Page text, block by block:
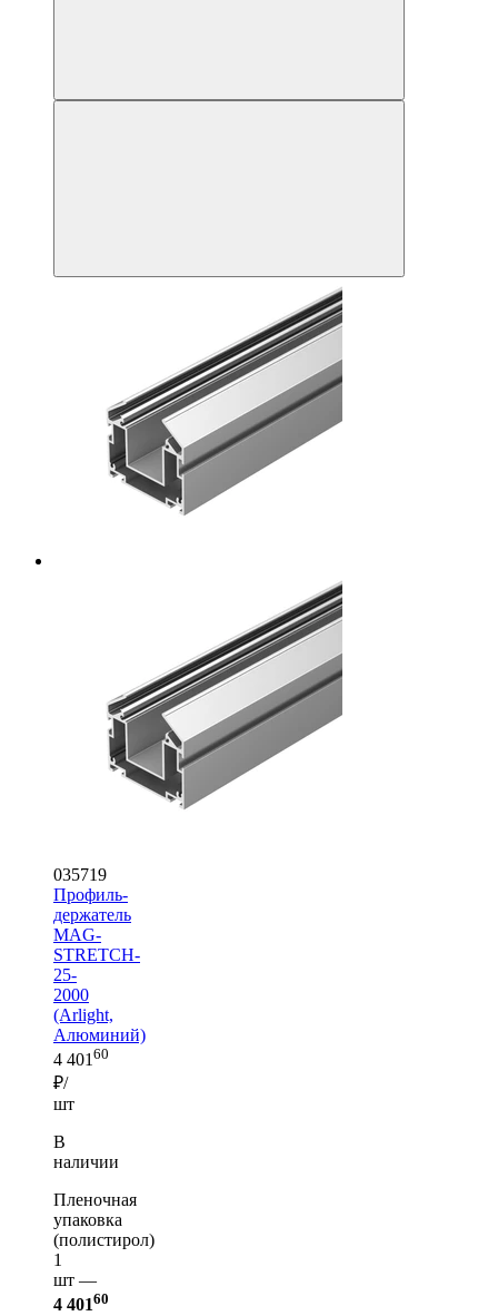
035719
Профиль-
держатель
MAG-
STRETCH-
25-
2000
(Arlight,
Алюминий)
4 401 60
₽/
шт
В
наличии
Пленочная
упаковка
(полистирол)
1
шт —
4 40160